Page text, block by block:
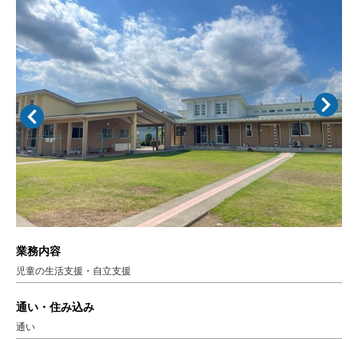
業務内容
児童の生活支援・自立支援
通い・住み込み
通い